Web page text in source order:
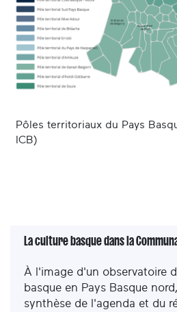
Pôles territoriaux du Pays
ICB)
La culture basque dans la
À l'image d'un observatoire
basque en Pays Basque
synthèse de l'agenda et du